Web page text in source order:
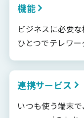
機能
ビジネスに必要
ひとつでテレワ
連携サービス
いつも使う端末で